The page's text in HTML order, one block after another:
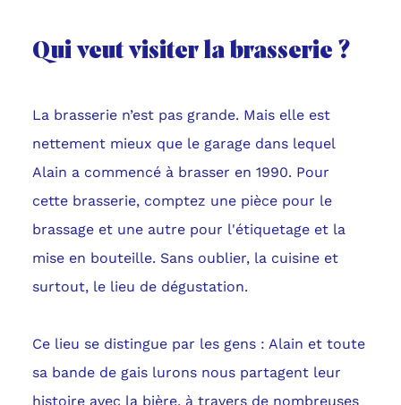
Qui veut visiter la brasserie ?
La brasserie n’est pas grande. Mais elle est
nettement mieux que le garage dans lequel
Alain a commencé à brasser en 1990. Pour
cette brasserie, comptez une pièce pour le
brassage et une autre pour l'étiquetage et la
mise en bouteille. Sans oublier, la cuisine et
surtout, le lieu de dégustation.
Ce lieu se distingue par les gens : Alain et toute
sa bande de gais lurons nous partagent leur
histoire avec la bière, à travers de nombreuses